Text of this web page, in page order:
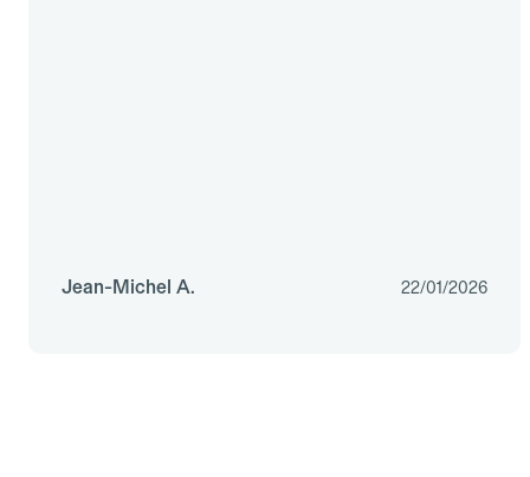
Jean-Michel A. 22/01/2026